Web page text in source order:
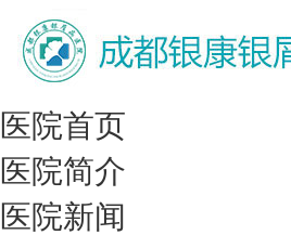
医院首页
医院简介
医院新闻